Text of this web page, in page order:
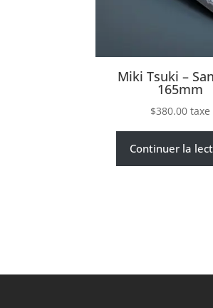
Miki Tsuki –
165mm
$380.00 taxe
Continuer la